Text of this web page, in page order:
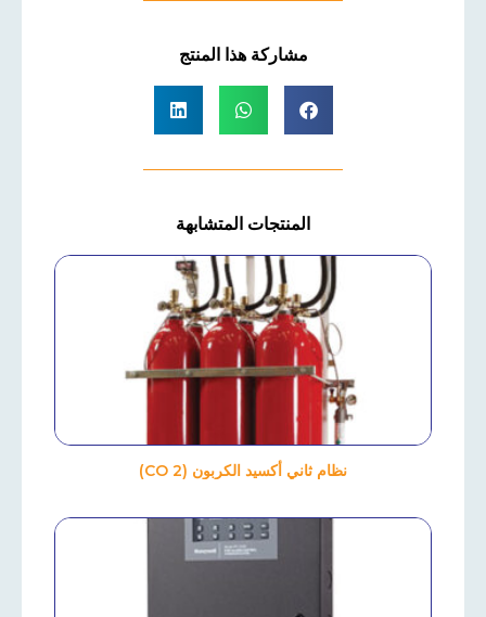
مشاركة هذا المنتج
المنتجات المتشابهة
نظام ثاني أكسيد الكربون (CO 2)